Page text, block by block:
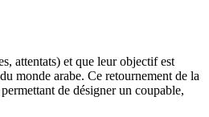
attentats) et que leur objectif est
monde arabe. Ce retournement de la
de désigner un coupable,